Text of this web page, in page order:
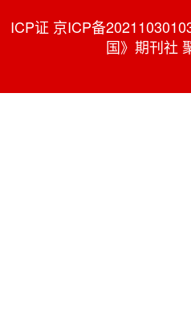
ICP证 京ICP备
国》期刊社